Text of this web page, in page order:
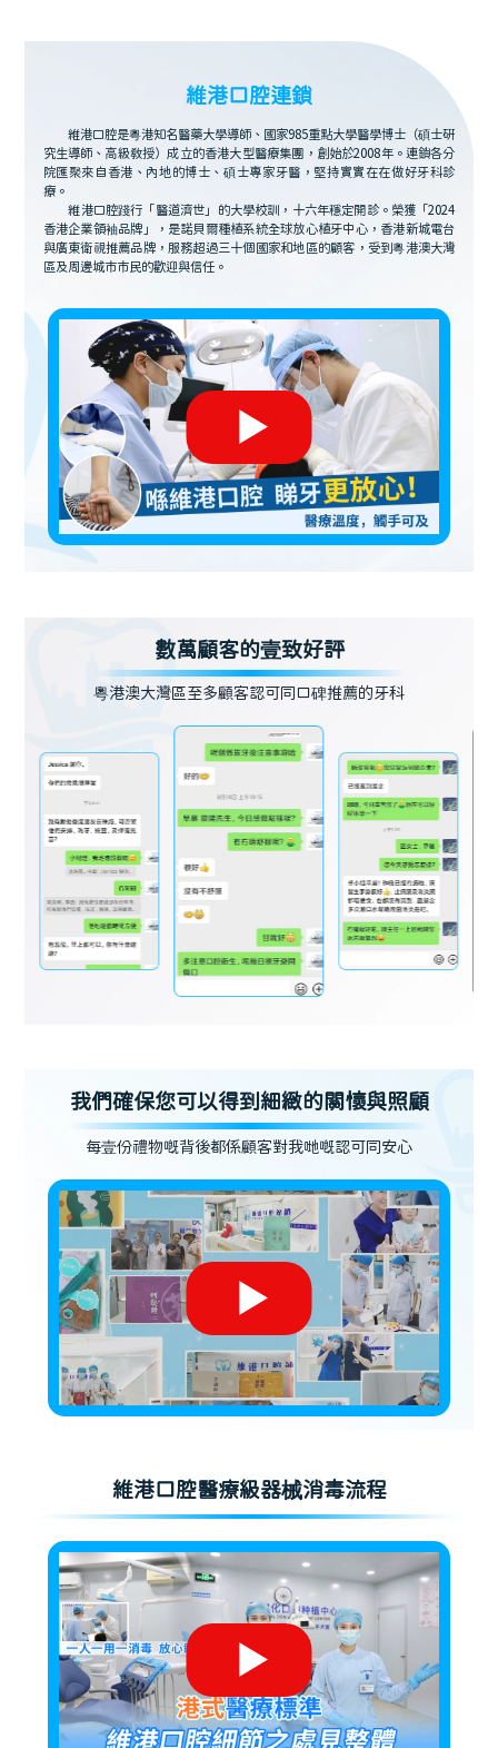
維港口腔連鎖
維港口腔是粵港知名醫藥大學導師、國家985重點大學醫學博士（碩士研
究生導師、高級教授）成立的香港大型醫療集團，創始於2008年。連鎖各分
院匯聚來自香港、內地的博士、碩士專家牙醫，堅持實實在在做好牙科診
療。
維港口腔踐行「醫道濟世」的大學校訓，十六年穩定開診。榮獲「2024
香港企業領袖品牌」，是諾貝爾種植系統全球放心植牙中心，香港新城電台
與廣東衛視推薦品牌，服務超過三十個國家和地區的顧客，受到粵港澳大灣
區及周邊城市市民的歡迎與信任。
數萬顧客的壹致好評
粵港澳大灣區至多顧客認可同口碑推薦的牙科
我們確保您可以得到細緻的關懷與照顧
每壹份禮物嘅背後都係顧客對我哋嘅認可同安心
維港口腔醫療級器械消毒流程